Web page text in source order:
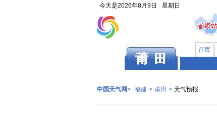
今天是2026年8月9日 星期日
首页
中国天气网> 福建 > 莆田 > 天气预报